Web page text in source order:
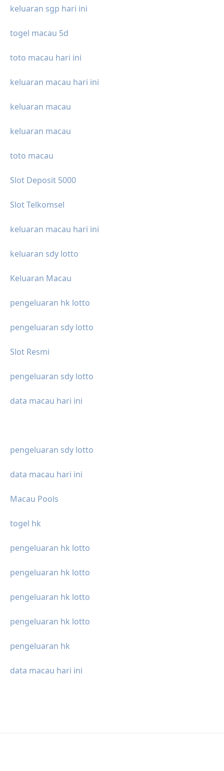
keluaran sgp hari ini
togel macau 5d
toto macau hari ini
keluaran macau hari ini
keluaran macau
keluaran macau
toto macau
Slot Deposit 5000
Slot Telkomsel
keluaran macau hari ini
keluaran sdy lotto
Keluaran Macau
pengeluaran hk lotto
pengeluaran sdy lotto
Slot Resmi
pengeluaran sdy lotto
data macau hari ini
pengeluaran sdy lotto
data macau hari ini
Macau Pools
togel hk
pengeluaran hk lotto
pengeluaran hk lotto
pengeluaran hk lotto
pengeluaran hk lotto
pengeluaran hk
data macau hari ini